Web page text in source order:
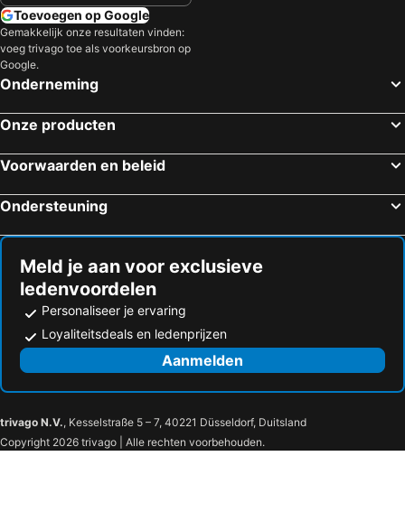
Toevoegen op Google
Gemakkelijk onze resultaten vinden:
voeg trivago toe als voorkeursbron op
Google.
Onderneming
Onze producten
Voorwaarden en beleid
Ondersteuning
Meld je aan voor exclusieve
ledenvoordelen
Personaliseer je ervaring
Loyaliteitsdeals en ledenprijzen
Aanmelden
trivago N.V., Kesselstraße 5 – 7, 40221 Düsseldorf, Duitsland
Copyright 2026 trivago | Alle rechten voorbehouden.